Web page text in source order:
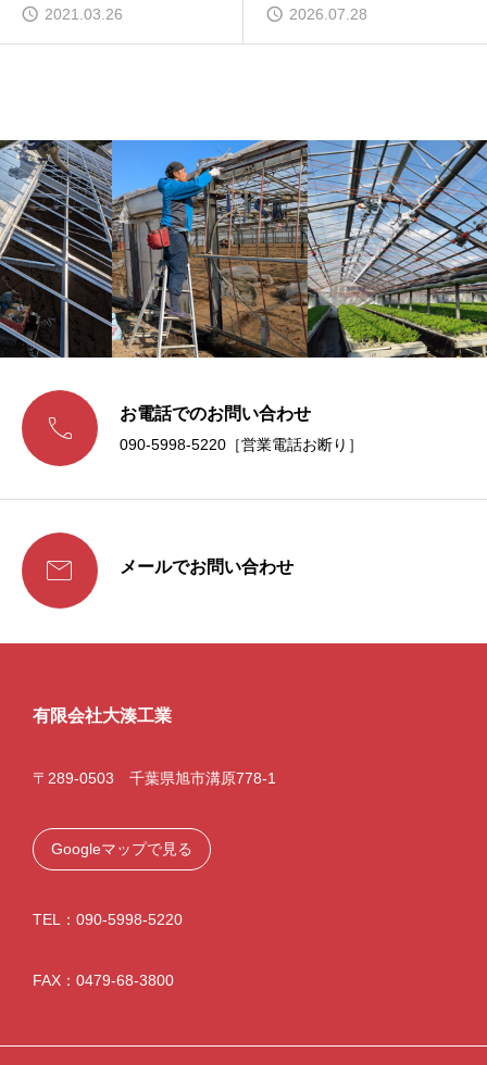
2021.03.26
2026.07.28
 お電話でのお問い合わせ
090-5998-5220［営業電話お断り］
 メールでお問い合わせ
有限会社大湊工業
〒289-0503 千葉県旭市溝原778-1
Googleマップで見る
TEL：090-5998-5220
FAX：0479-68-3800